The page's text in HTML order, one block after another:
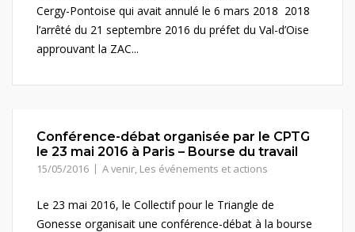
Cergy-Pontoise qui avait annulé le 6 mars 2018 2018
l’arrêté du 21 septembre 2016 du préfet du Val-d’Oise
approuvant la ZAC...
Conférence-débat organisée par le CPTG
le 23 mai 2016 à Paris – Bourse du travail
15/05/2016 A venir, Les événements et actions
Le 23 mai 2016, le Collectif pour le Triangle de
Gonesse organisait une conférence-débat à la bourse